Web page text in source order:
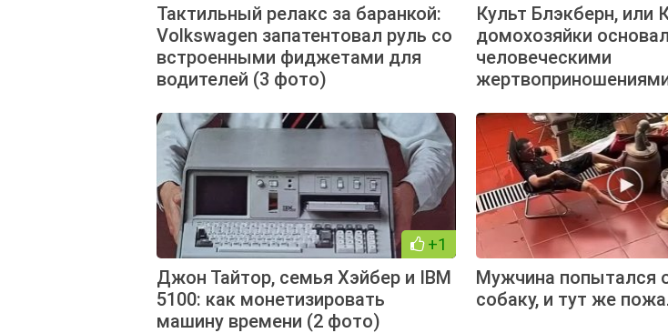
Тактильный релакс за баранкой:
Volkswagen запатентовал руль со
встроенными фиджетами для
водителей (3 фото)
Культ Блэкберн, или
домохозяйки
человеческими
+1
Джон Тайтор, семья Хэйбер и IBM
5100: как монетизировать
машину времени (2 фото)
Мужчина попытался
собаку, и тут же